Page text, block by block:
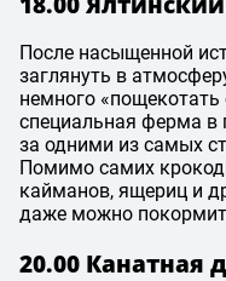
После насыщенной
заглянуть в
немного
специальная ферма в
за одними из самых
Помимо самих
кайманов, ящериц и
даже можно
20.00 Канатная